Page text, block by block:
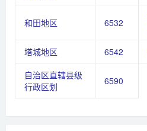
和田地区 6532
塔城地区 6542
自治区直辖县级
行政区划
6590